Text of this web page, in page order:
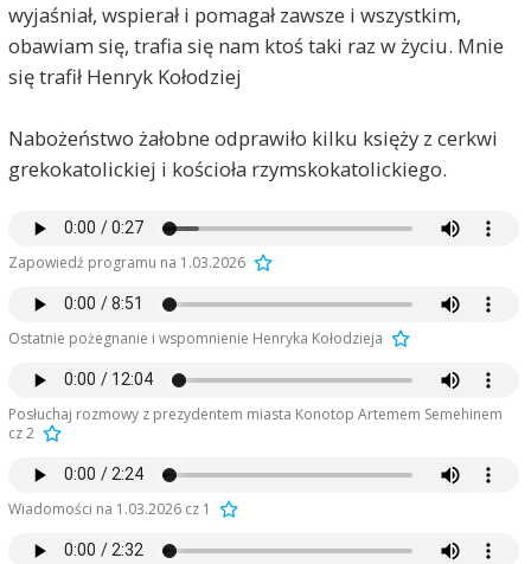
wyjaśniał, wspierał i pomagał zawsze i wszystkim,
obawiam się, trafia się nam ktoś taki raz w życiu. Mnie
się trafił Henryk Kołodziej
Nabożeństwo żałobne odprawiło kilku księży z cerkwi
grekokatolickiej i kościoła rzymskokatolickiego.
Zapowiedź programu na 1.03.2026
Ostatnie pożegnanie i wspomnienie Henryka Kołodzieja
Posłuchaj rozmowy z prezydentem miasta Konotop Artemem Semehinem
cz 2
Wiadomości na 1.03.2026 cz 1